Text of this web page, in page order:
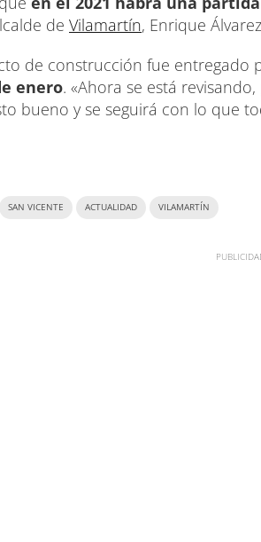
de Vilamartín, Enrique
de construcción fue entregado
enero. «Ahora se está
bueno y se seguirá con lo que
SAN VICENTE ACTUALIDAD VILAMARTÍN